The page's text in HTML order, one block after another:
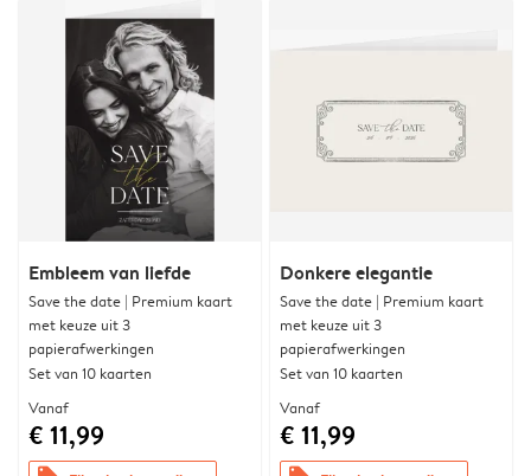
Embleem van liefde
Save the date | Premium kaart
met keuze uit 3
papierafwerkingen
Set van 10 kaarten
Vanaf
€ 11,99
Donkere elegantie
Save the date | Premium kaart
met keuze uit 3
papierafwerkingen
Set van 10 kaarten
Vanaf
€ 11,99